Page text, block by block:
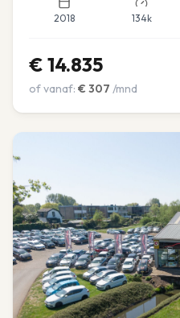
2018 134k
€ 14.835
of vanaf: € 307 /mnd